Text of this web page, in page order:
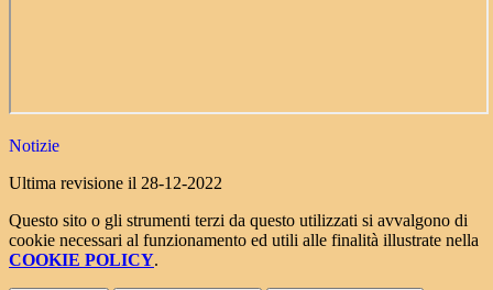
Notizie
Ultima revisione il 28-12-2022
Questo sito o gli strumenti terzi da questo utilizzati si avvalgono di
cookie necessari al funzionamento ed utili alle finalità illustrate nella
COOKIE POLICY.